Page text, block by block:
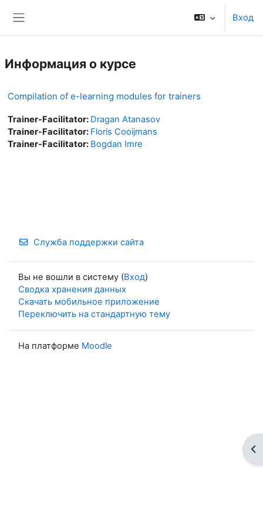
Вход
Информация о курсе
Compilation of e-learning modules for trainers
Trainer-Facilitator: Dragan Atanasov
Trainer-Facilitator: Floris Cooijmans
Trainer-Facilitator: Bogdan Imre
Служба поддержки сайта
Вы не вошли в систему (Вход)
Сводка хранения данных
Скачать мобильное приложение
Переключить на стандартную тему
На платформе Moodle